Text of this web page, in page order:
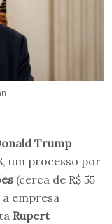
Trump
um processo por
(cerca de R$ 55
a empresa
Rupert